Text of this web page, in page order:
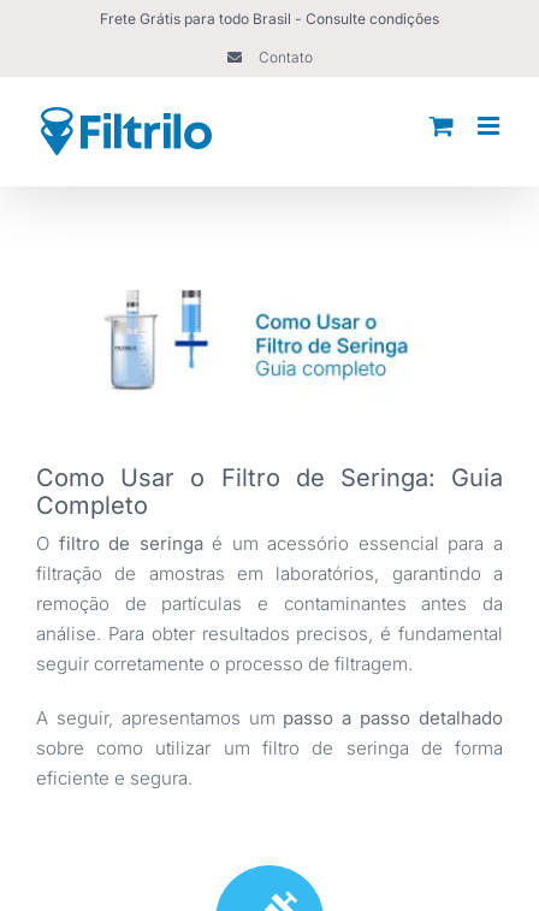
conteúdo
Frete Grátis para todo Brasil - Consulte condições
Contato
Como Usar o Filtro de Seringa: Guia
Completo
O filtro de seringaé um acessório essencial para a
filtração de amostras em laboratórios, garantindo a
remoção de partículas e contaminantes antes da
análise. Para obter resultados precisos, é fundamental
seguir corretamente o processo de filtragem.
A seguir, apresentamos um passo a passo detalhado
sobre como utilizar um filtro de seringa de forma
eficiente e segura.